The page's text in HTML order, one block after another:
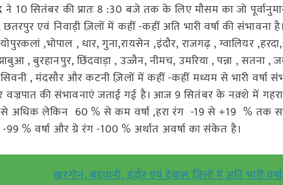
ने 10 सितंबर की प्रातः 8 :30 बजे तक के लिए मौसम का जो
एवं निवाड़ी ज़िलों में कहीं -कहीं अति भारी वर्षा की
,भोपाल , धार, गुना,रायसेन ,इंदौर, राजगढ़ , ग्वालियर
, बुरहानपुर, छिंदवाड़ा , उज्जैन, नीमच, उमरिया , पन्ना , सतना
सिवनी , मंदसौर और कटनी ज़िलों में कहीं -कहीं मध्यम से भारी वर्षा
वज्रपात की संभावनाएं जताई गई है। आज 9 सितंबर के नक़्शे में
से अधिक लेकिन 60 % से कम वर्षा ,हरा रंग -19 से +19 % तक
99 % वर्षा और ग्रे रंग -100 % अर्थात अवर्षा का संकेत है।
खरगोन, बड़वानी, इंदौर एवं देवास ज़िलों में अति भारी